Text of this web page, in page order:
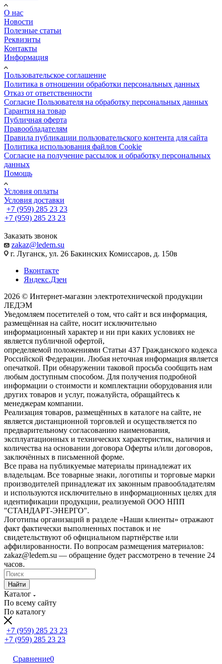
О нас
Новости
Полезные статьи
Реквизиты
Контакты
Информация
Пользовательское соглашение
Политика в отношении обработки персональных данных
Отказ от ответственности
Согласие Пользователя на обработку персональных данных
Гарантия на товар
Публичная оферта
Правообладателям
Правила публикации пользовательского контента для сайта
Политика использования файлов Cookie
Согласие на получение рассылок и обработку персональных
данных
Помощь
Условия оплаты
Условия доставки
+7 (959) 285 23 23
+7 (959) 285 23 23
Заказать звонок
zakaz@ledem.su
г. Луганск, ул. 26 Бакинских Комиссаров, д. 150в
Вконтакте
Яндекс.Дзен
2026 © Интернет-магазин электротехнической продукции
ЛЕДЭМ
Уведомляем посетителей о том, что сайт и вся информация,
размещённая на сайте, носит исключительно
информационный характер и ни при каких условиях не
является публичной офертой,
определяемой положениями Статьи 437 Гражданского кодекса
Российской Федерации. Любая неточная информация является
опечаткой. При обнаружении таковой просьба сообщить нам
любым доступным способом. Для получения подробной
информации о стоимости и комплектации оборудования или
других товаров и услуг, пожалуйста, обращайтесь к
менеджерам компании.
Реализация товаров, размещённых в каталоге на сайте, не
является дистанционной торговлей и осуществляется по
предварительному согласованию наименования,
эксплуатационных и технических характеристик, наличия и
количества на основании договора Оферты и/или договоров,
заключённых в письменной форме.
Все права на публикуемые материалы принадлежат их
владельцам. Все товарные знаки, логотипы и торговые марки
производителей принадлежат их законным правообладателям
и используются исключительно в информационных целях для
идентификации продукции, реализуемой ООО НПП
"СТАНДАРТ-ЭНЕРГО".
Логотипы организаций в разделе «Наши клиенты» отражают
факт фактически выполненных поставок и не
свидетельствуют об официальном партнёрстве или
аффилированности. По вопросам размещения материалов:
zakaz@ledem.su — обращение будет рассмотрено в течение 24
часов.
Найти
Каталог
По всему сайту
По каталогу
+7 (959) 285 23 23
+7 (959) 285 23 23
Сравнение0